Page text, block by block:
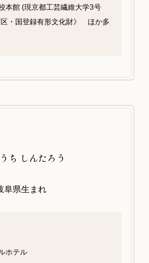
本館 (現京都工芸繊維大学3号
・国登録有形文化財》 ほか多
ち しんたろう
県生まれ
ホテル